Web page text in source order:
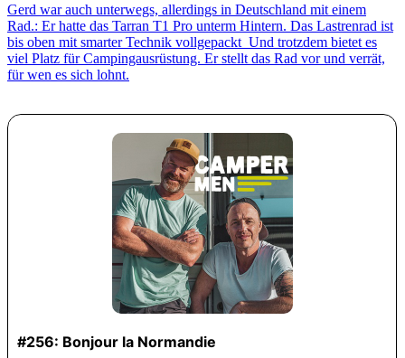
Gerd war auch unterwegs, allerdings in Deutschland mit einem
Rad.: Er hatte das Tarran T1 Pro unterm Hintern. Das Lastrenrad ist
bis oben mit smarter Technik vollgepackt Und trotzdem bietet es
viel Platz für Campingausrüstung. Er stellt das Rad vor und verrät,
für wen es sich lohnt.